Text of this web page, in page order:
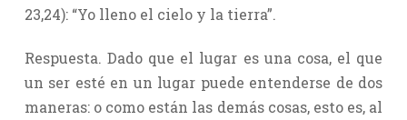
23,24): “Yo lleno el cielo y la tierra”.
Respuesta. Dado que el lugar es una cosa, el que
un ser esté en un lugar puede entenderse de dos
maneras: o como están las demás cosas, esto es, al